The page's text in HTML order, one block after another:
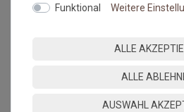
ausgerollt werden. Zur Zeit der
Dispersionsklebstoff eingesetzt
Funktional Weitere
ALLE
ALLE
AUSWAHL